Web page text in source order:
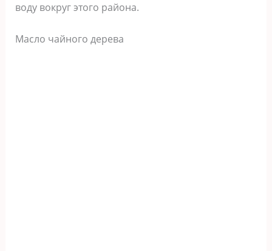
воду вокруг этого района.
Масло чайного дерева